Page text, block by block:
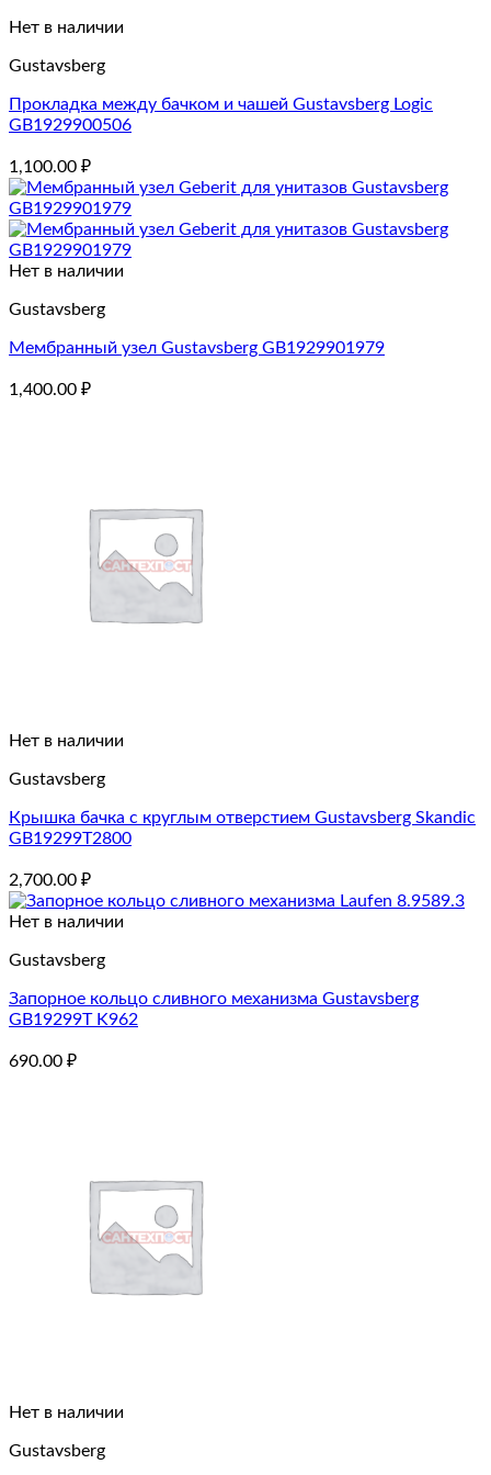
Нет в наличии
Gustavsberg
Прокладка между бачком и чашей Gustavsberg Logic
GB1929900506
1,100.00 ₽
Нет в наличии
Gustavsberg
Мембранный узел Gustavsberg GB1929901979
1,400.00 ₽
Нет в наличии
Gustavsberg
Крышка бачка с круглым отверстием Gustavsberg Skandic
GB19299T2800
2,700.00 ₽
Нет в наличии
Gustavsberg
Запорное кольцо сливного механизма Gustavsberg
GB19299T K962
690.00 ₽
Нет в наличии
Gustavsberg